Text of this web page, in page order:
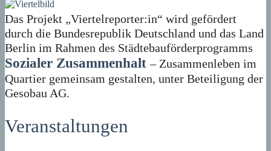
Das Projekt „Viertelreporter:in“ wird gefördert
durch die Bundesrepublik Deutschland und das Land
Berlin im Rahmen des Städtebauförderprogramms
Sozialer Zusammenhalt – Zusammenleben im
Quartier gemeinsam gestalten, unter Beteiligung der
Gesobau AG.
Veranstaltungen